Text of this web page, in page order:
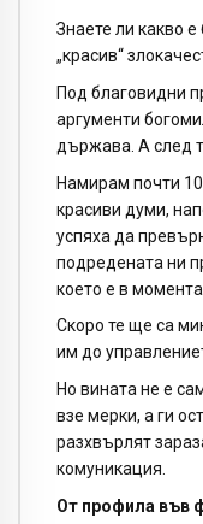
Знаете ли какво
„красив“
Под благовидни
аргументи
държава. А след
Намирам почти
красиви думи,
успяха да
подредената ни
което е в момента.
Скоро те ще са
им до
Но вината не е
взе мерки, а ги
разхвърлят
комуникация.
От профила във